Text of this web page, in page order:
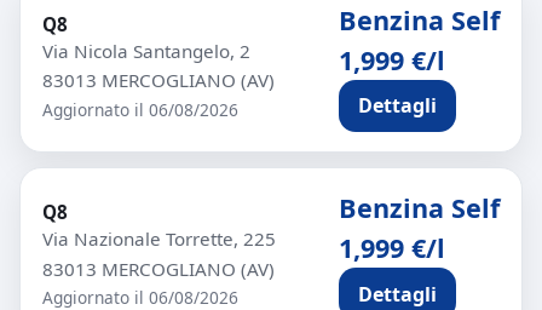
Q8
Via Nicola Santangelo, 2
83013 MERCOGLIANO (AV)
Aggiornato il 06/08/2026
Benzina Self
1,999 €/l
Dettagli
Q8
Via Nazionale Torrette, 225
83013 MERCOGLIANO (AV)
Aggiornato il 06/08/2026
Benzina Self
1,999 €/l
Dettagli